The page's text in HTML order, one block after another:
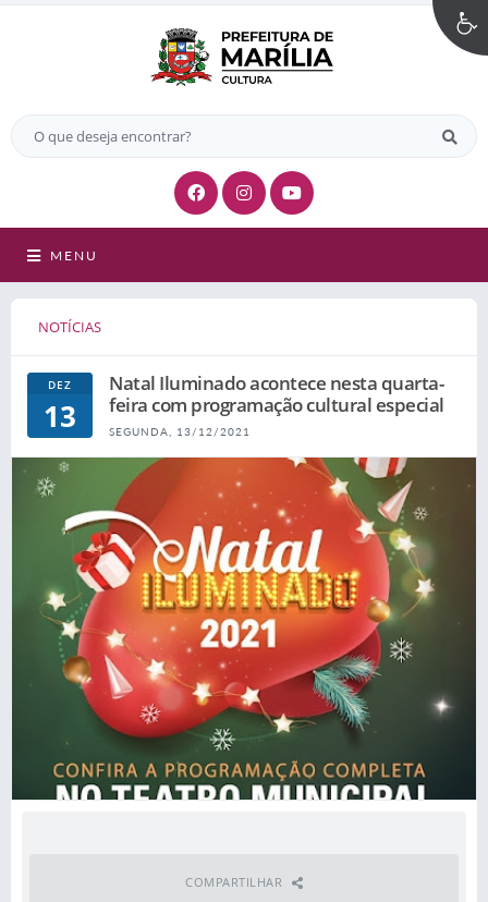
MENU
NOTÍCIAS
DEZ
13
Natal Iluminado acontece nesta quarta-
feira com programação cultural especial
SEGUNDA, 13/12/2021
COMPARTILHAR